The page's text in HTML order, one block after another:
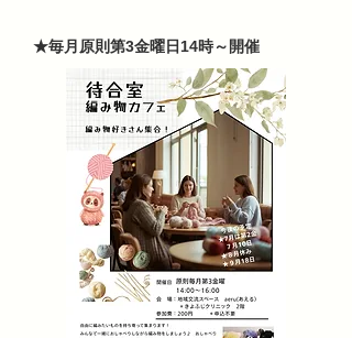
​★毎月原則第3金曜日14時～開催